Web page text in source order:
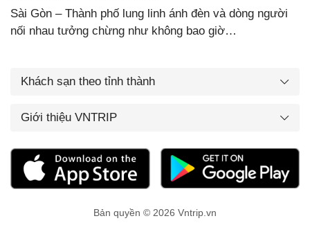
Sài Gòn – Thành phố lung linh ánh đèn và dòng người
nối nhau tưởng chừng như không bao giờ…
Khách sạn theo tỉnh thành
Giới thiệu VNTRIP
Bản quyền © 2026 Vntrip.vn